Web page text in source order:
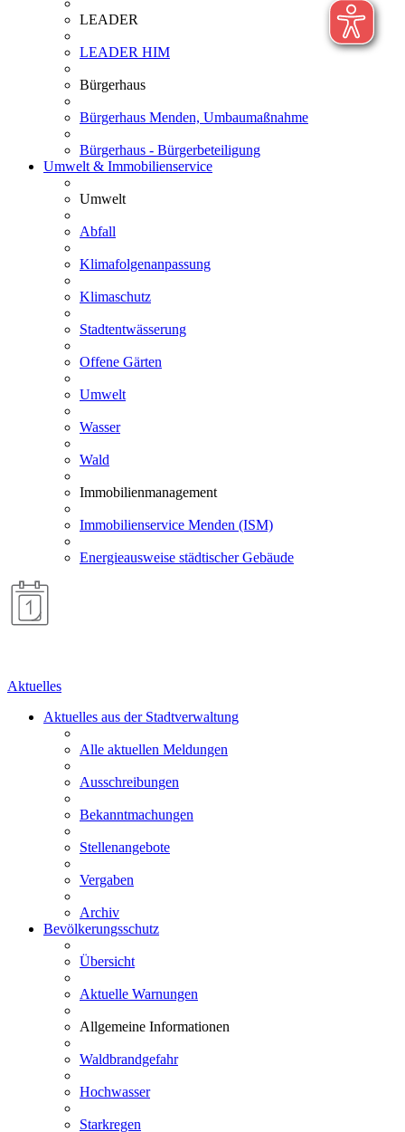
LEADER
LEADER HIM
Bürgerhaus
Bürgerhaus Menden, Umbaumaßnahme
Bürgerhaus - Bürgerbeteiligung
Umwelt & Immobilienservice
Umwelt
Abfall
Klimafolgenanpassung
Klimaschutz
Stadtentwässerung
Offene Gärten
Umwelt
Wasser
Wald
Immobilienmanagement
Immobilienservice Menden (ISM)
Energieausweise städtischer Gebäude
Aktuelles
Aktuelles aus der Stadtverwaltung
Alle aktuellen Meldungen
Ausschreibungen
Bekanntmachungen
Stellenangebote
Vergaben
Archiv
Bevölkerungsschutz
Übersicht
Aktuelle Warnungen
Allgemeine Informationen
Waldbrandgefahr
Hochwasser
Starkregen